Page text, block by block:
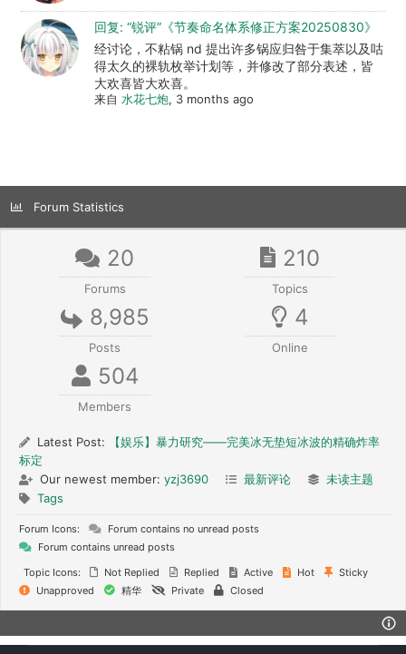
回复: “锐评”《节奏命名体系修正方案20250830》
经讨论，不粘锅 nd 提出许多锅应归咎于集萃以及咕
得太久的裸轨枚举计划等，并修改了部分表述，皆
大欢喜皆大欢喜。
来自 水花七炮, 3 months ago
Forum Statistics
20
Forums
210
Topics
8,985
Posts
4
Online
504
Members
Latest Post:
【娱乐】暴力研究——完美冰无垫短冰波的精确炸率
标定
Our newest member: yzj3690 最新评论
未读主题
Tags
Forum Icons:
Forum contains no unread posts
Forum contains unread posts
Topic Icons:
Not Replied Replied Active Hot
Sticky
Unapproved
精华 Private Closed